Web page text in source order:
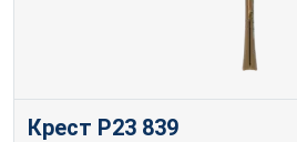
Крест P23 839